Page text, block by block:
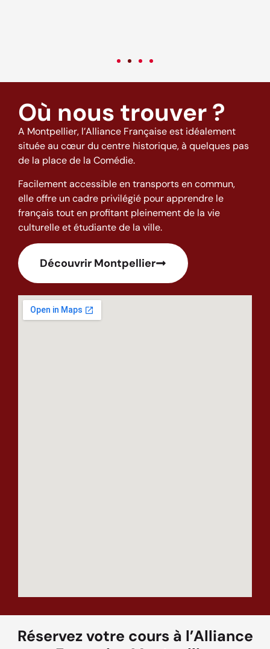
Où nous trouver ?
A Montpellier, l’Alliance Française est idéalement
située au cœur du centre historique, à quelques pas
de la place de la Comédie.
Facilement accessible en transports en commun,
elle offre un cadre privilégié pour apprendre le
français tout en profitant pleinement de la vie
culturelle et étudiante de la ville.
Découvrir Montpellier
Réservez votre cours à l’Alliance